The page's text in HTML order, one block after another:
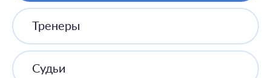
Тренеры
Судьи